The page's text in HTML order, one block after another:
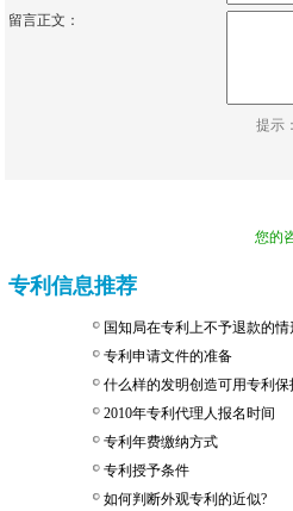
留言正文：
提示
您的
专利信息推荐
国知局在专利上不予退款的情
专利申请文件的准备
什么样的发明创造可用专利保
2010年专利代理人报名时间
专利年费缴纳方式
专利授予条件
如何判断外观专利的近似?